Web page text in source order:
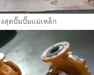
สุดปั๊มปั๊มแม่เหล็ก